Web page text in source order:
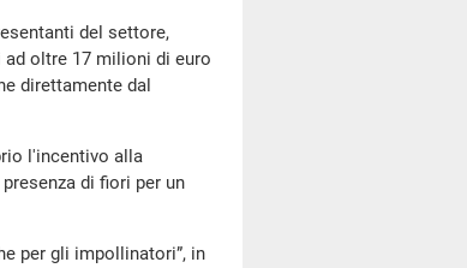
del settore,
ad oltre 17 milioni di euro
direttamente dal
l'incentivo alla
di fiori per un
per gli impollinatori”, in